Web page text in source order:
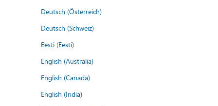
Deutsch (Österreich)
Deutsch (Schweiz)
Eesti (Eesti)
English (Australia)
English (Canada)
English (India)